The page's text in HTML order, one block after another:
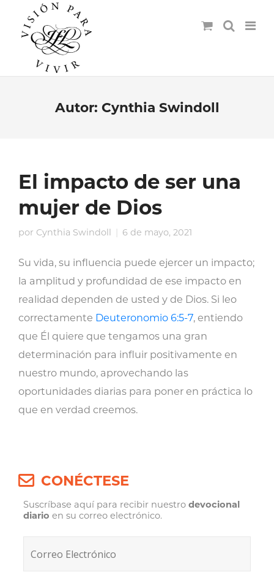
Autor: Cynthia Swindoll
El impacto de ser una
mujer de Dios
por Cynthia Swindoll 6 de mayo, 2021
Su vida, su influencia puede ejercer un impacto;
la amplitud y profundidad de ese impacto en
realidad dependen de usted y de Dios. Si leo
correctamente Deuteronomio 6:5-7, entiendo
que Él quiere que tengamos una gran
determinación para influir positivamente en
nuestro mundo, aprovechando las
oportunidades diarias para poner en práctica lo
que en verdad creemos.
CONÉCTESE
Suscríbase aquí para recibir nuestrodevocional
diario en su correo electrónico.